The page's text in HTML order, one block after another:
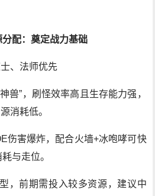
配：奠定战力基础
、法师优先
兽”，刷怪效率高且生存能力强，
消耗低。
伤害爆炸，配合火墙+冰咆哮可快
与走位。
，前期需投入较多资源，建议中